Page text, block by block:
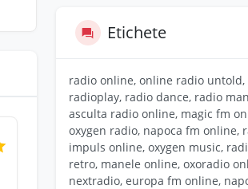
Etichete
radio online, online radio untold,
radioplay, radio dance, radio
asculta radio online, magic fm
oxygen radio, napoca fm online,
impuls online, oxygen music,
retro, manele online, oxoradio
nextradio, europa fm online,